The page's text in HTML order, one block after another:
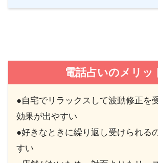
・鹿児島市｜ヒーリング
沖縄
・浦添市｜占い館 アク
・那覇市｜沖縄占いの館
電話占いのメリッ
●自宅でリラックスして波動修正を
効果が出やすい
●好きなときに繰り返し受けられる
すい